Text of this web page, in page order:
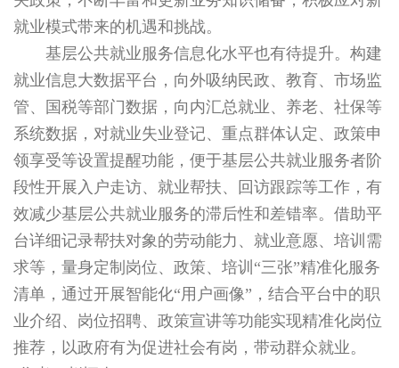
就业模式带来的机遇和挑战。
基层公共就业服务信息化水平也有待提升。构建
就业信息大数据平台，向外吸纳民政、教育、市场监
管、国税等部门数据，向内汇总就业、养老、社保等
系统数据，对就业失业登记、重点群体认定、政策申
领享受等设置提醒功能，便于基层公共就业服务者阶
段性开展入户走访、就业帮扶、回访跟踪等工作，有
效减少基层公共就业服务的滞后性和差错率。借助平
台详细记录帮扶对象的劳动能力、就业意愿、培训需
求等，量身定制岗位、政策、培训“三张”精准化服务
清单，通过开展智能化“用户画像”，结合平台中的职
业介绍、岗位招聘、政策宣讲等功能实现精准化岗位
推荐，以政府有为促进社会有岗，带动群众就业。